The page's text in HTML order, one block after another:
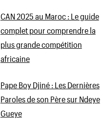
CAN 2025 au Maroc : Le guide
complet pour comprendre la
plus grande compétition
africaine
Pape Boy Djiné : Les Dernières
Paroles de son Père sur Ndeye
Gueye